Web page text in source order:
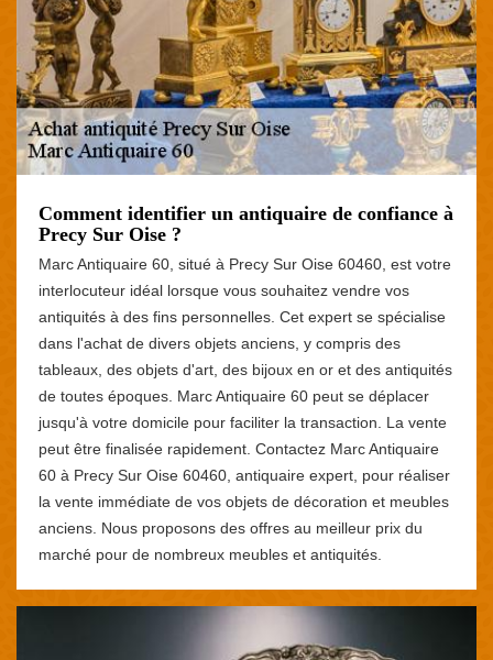
Comment identifier un antiquaire de confiance à
Precy Sur Oise ?
Marc Antiquaire 60, situé à Precy Sur Oise 60460, est votre
interlocuteur idéal lorsque vous souhaitez vendre vos
antiquités à des fins personnelles. Cet expert se spécialise
dans l'achat de divers objets anciens, y compris des
tableaux, des objets d'art, des bijoux en or et des antiquités
de toutes époques. Marc Antiquaire 60 peut se déplacer
jusqu'à votre domicile pour faciliter la transaction. La vente
peut être finalisée rapidement. Contactez Marc Antiquaire
60 à Precy Sur Oise 60460, antiquaire expert, pour réaliser
la vente immédiate de vos objets de décoration et meubles
anciens. Nous proposons des offres au meilleur prix du
marché pour de nombreux meubles et antiquités.